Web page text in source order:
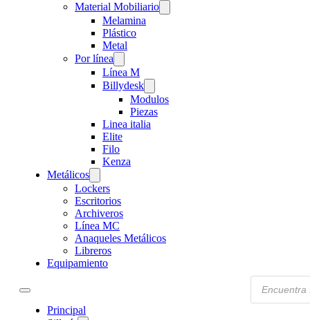
Material Mobiliario
Melamina
Plástico
Metal
Por línea
Línea M
Billydesk
Modulos
Piezas
Linea italia
Elite
Filo
Kenza
Metálicos
Lockers
Escritorios
Archiveros
Línea MC
Anaqueles Metálicos
Libreros
Equipamiento
Principal
Products
search